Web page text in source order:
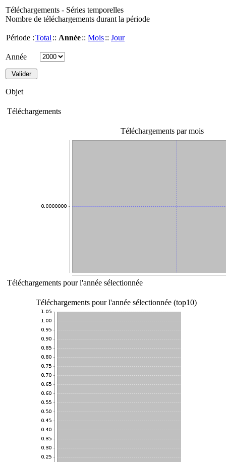
Téléchargements - Séries temporelles
Nombre de téléchargements durant la période
Période :Total :: Année:: Mois:: Jour
Année
Objet
Téléchargements
Téléchargements par mois
Téléchargements pour l'année sélectionnée
Téléchargements pour l'année sélectionnée (top10)